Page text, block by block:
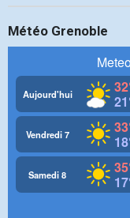
Météo Grenoble